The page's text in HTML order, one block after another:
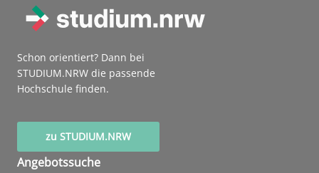
Schon orientiert? Dann bei
STUDIUM.NRW die passende
Hochschule finden.
zu STUDIUM.NRW
Angebotssuche